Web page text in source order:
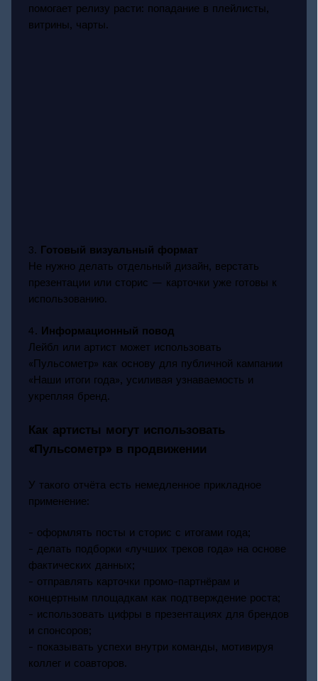
помогает релизу расти: попадание в плейлисты,
витрины, чарты.
3. Готовый визуальный формат
Не нужно делать отдельный дизайн, верстать
презентации или сторис — карточки уже готовы к
использованию.
4. Информационный повод
Лейбл или артист может использовать
«Пульсометр» как основу для публичной кампании
«Наши итоги года», усиливая узнаваемость и
укрепляя бренд.
Как артисты могут использовать
«Пульсометр» в продвижении
У такого отчёта есть немедленное прикладное
применение:
- оформлять посты и сторис с итогами года;
- делать подборки «лучших треков года» на основе
фактических данных;
- отправлять карточки промо-партнёрам и
концертным площадкам как подтверждение роста;
- использовать цифры в презентациях для брендов
и спонсоров;
- показывать успехи внутри команды, мотивируя
коллег и соавторов.